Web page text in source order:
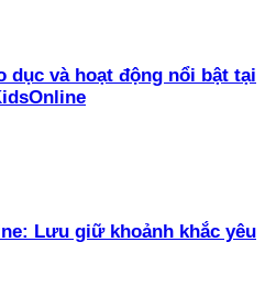
dục và hoạt động nổi bật tại
Lưu giữ khoảnh khắc yêu